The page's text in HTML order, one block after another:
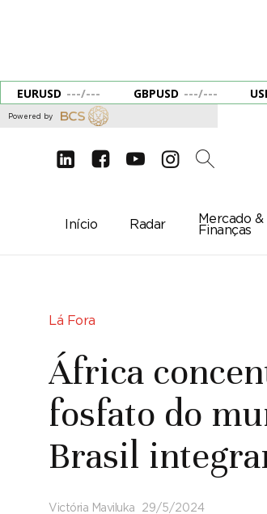
EURUSD ---/--- GBPUSD ---/---
Powered by
d e g c 2
Início Radar
Mercado &
Finanças
Lá Fora
África
fosfato do
Brasil
Victória Maviluka 29/5/2024